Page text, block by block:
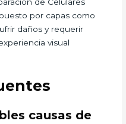
de Celulares
por capas como
daños y requerir
visual
causas de